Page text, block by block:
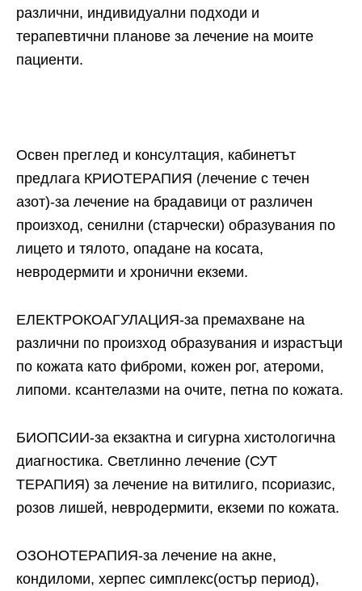
различни, индивидуални подходи и
терапевтични планове за лечение на моите
пациенти.
Oсвен преглед и консултация, кабинетът
предлага КРИОТЕРАПИЯ (лечение с течен
азот)-за лечение на брадавици от различен
произход, сенилни (старчески) образувания по
лицето и тялото, опадане на косата,
невродермити и хронични екземи.
ЕЛЕКТРОКОАГУЛАЦИЯ-за премахване на
различни по произход образувания и израстъци
по кожата като фиброми, кожен рог, атероми,
липоми. ксантелазми на очите, петна по кожата.
БИОПСИИ-за екзактна и сигурна хистологична
диагностика. Светлинно лечение (СУТ
ТЕРАПИЯ) за лечение на витилиго, псориазис,
розов лишей, невродермити, екземи по кожата.
ОЗОНОТЕРАПИЯ-за лечение на акне,
кондиломи, херпес симплекс(остър период),